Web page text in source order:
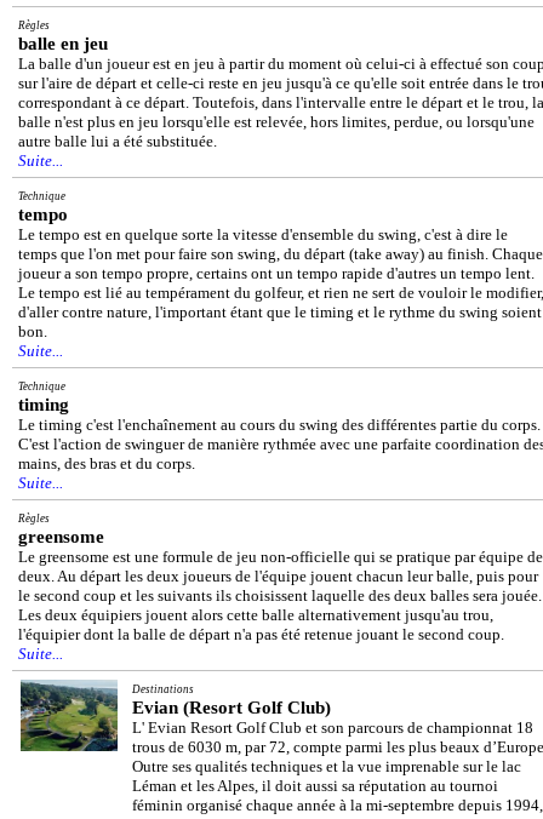
Règles
balle en jeu
La balle d'un joueur est en jeu à partir du moment où celui-ci à effectué son
sur l'aire de départ et celle-ci reste en jeu jusqu'à ce qu'elle soit entrée dans le
correspondant à ce départ. Toutefois, dans l'intervalle entre le départ et le trou, la
balle n'est plus en jeu lorsqu'elle est relevée, hors limites, perdue, ou lorsqu'une
autre balle lui a été substituée.
Suite...
Technique
tempo
Le tempo est en quelque sorte la vitesse d'ensemble du swing, c'est à dire le
temps que l'on met pour faire son swing, du départ (take away) au finish. Chaque
joueur a son tempo propre, certains ont un tempo rapide d'autres un tempo lent.
Le tempo est lié au tempérament du golfeur, et rien ne sert de vouloir le modifier,
d'aller contre nature, l'important étant que le timing et le rythme du swing soient
bon.
Suite...
Technique
timing
Le timing c'est l'enchaînement au cours du swing des différentes partie du corps.
C'est l'action de swinguer de manière rythmée avec une parfaite coordination
mains, des bras et du corps.
Suite...
Règles
greensome
Le greensome est une formule de jeu non-officielle qui se pratique par équipe de
deux. Au départ les deux joueurs de l'équipe jouent chacun leur balle, puis pour
le second coup et les suivants ils choisissent laquelle des deux balles sera jouée.
Les deux équipiers jouent alors cette balle alternativement jusqu'au trou,
l'équipier dont la balle de départ n'a pas été retenue jouant le second coup.
Suite...
Destinations
Evian (Resort Golf Club)
L' Evian Resort Golf Club et son parcours de championnat 18
trous de 6030 m, par 72, compte parmi les plus beaux
Outre ses qualités techniques et la vue imprenable sur le lac
Léman et les Alpes, il doit aussi sa réputation au tournoi
féminin organisé chaque année à la mi-septembre depuis 1994,